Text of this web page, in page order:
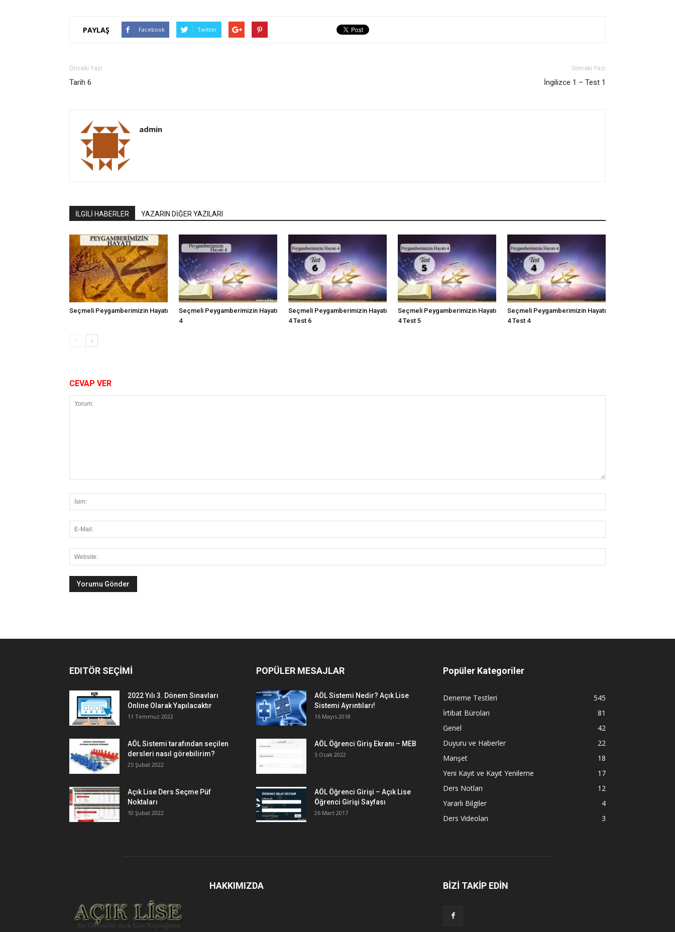
PAYLAŞ Facebook Twitter
Önceki Yazı
Tarih 6
Sonraki Yazı
İngilizce 1 – Test 1
admin
İLGİLİ HABERLER YAZARIN DİĞER YAZILARI
Seçmeli Peygamberimizin Hayatı
Seçmeli Peygamberimizin Hayatı
4
Seçmeli Peygamberimizin Hayatı
4 Test 6
Seçmeli Peygamberimizin Hayatı
4 Test 5
Seçmeli Peygamberimizin Hayatı
4 Test 4
CEVAP VER
EDITÖR SEÇİMİ
2022 Yılı 3. Dönem Sınavları
Online Olarak Yapılacaktır
11 Temmuz 2022
AÖL Sistemi tarafından seçilen
dersleri nasıl görebilirim?
25 Şubat 2022
Açık Lise Ders Seçme Püf
Noktaları
10 Şubat 2022
POPÜLER MESAJLAR
AÖL Sistemi Nedir? Açık Lise
Sistemi Ayrıntıları!
16 Mayıs 2018
AÖL Öğrenci Giriş Ekranı – MEB
5 Ocak 2022
AÖL Öğrenci Girişi – Açık Lise
Öğrenci Girişi Sayfası
26 Mart 2017
Popüler Kategoriler
Deneme Testleri
545
İrtibat Büroları
81
Genel
42
Duyuru ve Haberler
22
Manşet
18
Yeni Kayıt ve Kayıt Yenileme
17
Ders Notları
12
Yararlı Bilgiler
4
Ders Videoları
3
HAKKIMIZDA BİZİ TAKİP EDİN